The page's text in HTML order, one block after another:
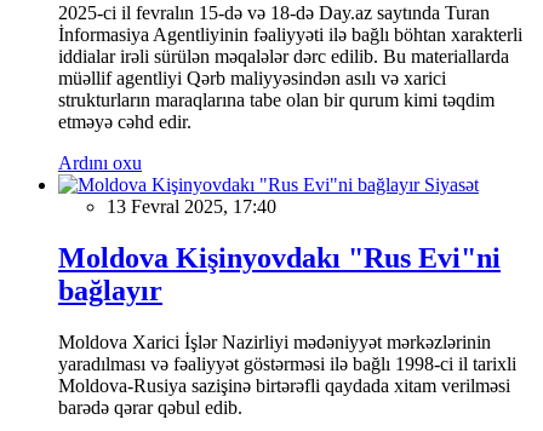
2025-ci il fevralın 15-də və 18-də Day.az saytında Turan
İnformasiya Agentliyinin fəaliyyəti ilə bağlı böhtan xarakterli
iddialar irəli sürülən məqalələr dərc edilib. Bu materiallarda
müəllif agentliyi Qərb maliyyəsindən asılı və xarici
strukturların maraqlarına tabe olan bir qurum kimi təqdim
etməyə cəhd edir.
Ardını oxu
Siyasət
13 Fevral 2025, 17:40
Moldova Kişinyovdakı "Rus Evi"ni
bağlayır
Moldova Xarici İşlər Nazirliyi mədəniyyət mərkəzlərinin
yaradılması və fəaliyyət göstərməsi ilə bağlı 1998-ci il tarixli
Moldova-Rusiya sazişinə birtərəfli qaydada xitam verilməsi
barədə qərar qəbul edib.